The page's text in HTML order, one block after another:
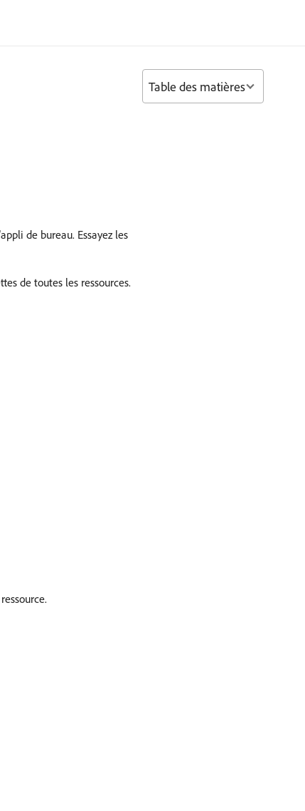
de bureau. Essayez les
de toutes les ressources.
Table des matières